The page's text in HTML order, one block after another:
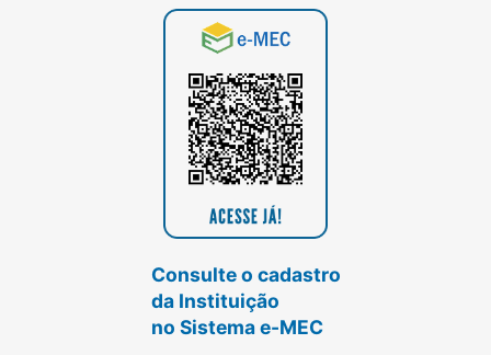
Consulte o cadastro
da Instituição
no Sistema e-MEC